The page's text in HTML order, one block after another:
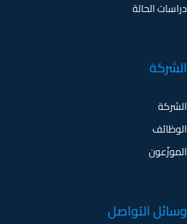
دراسات الحالة
الشركة
الشركة
الوظائف
الموزّعون
وسائل التواصل